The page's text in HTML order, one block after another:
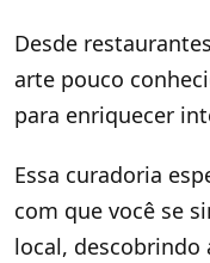
Desde
arte pouco
para enriquecer
Essa curadoria
com que você se
local, descobrindo